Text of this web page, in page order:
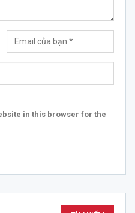
in this browser for the